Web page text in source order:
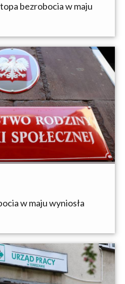
bezrobocia w maju
w maju wyniosła